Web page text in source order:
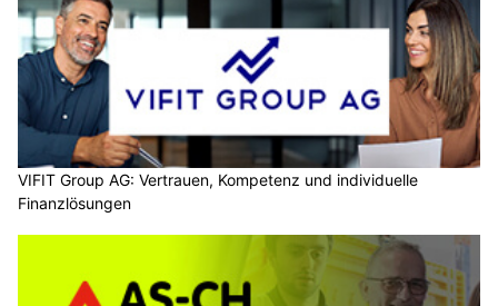
VIFIT Group AG: Vertrauen, Kompetenz und individuelle
Finanzlösungen